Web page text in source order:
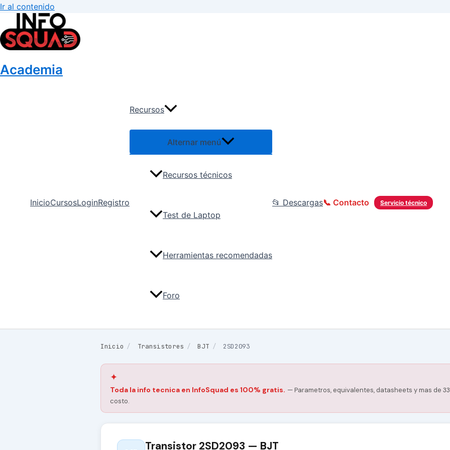
Ir al contenido
Academia
InicioCursosLoginRegistro
Recursos
Alternar menú
Recursos técnicos
Test de Laptop
Herramientas recomendadas
Foro
📂 Descargas Servicio técnico
📞 Contacto
Inicio / Transistores / BJT / 2SD2093
✦
Toda la info tecnica en InfoSquad es 100% gratis. — Parametros, equivalentes, datasheets y mas de
costo.
Transistor 2SD2093 — BJT